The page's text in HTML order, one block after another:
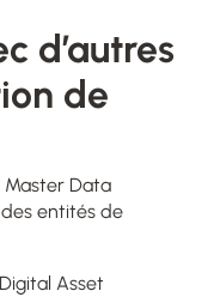
d’autres
de
Master Data
entités de
Asset